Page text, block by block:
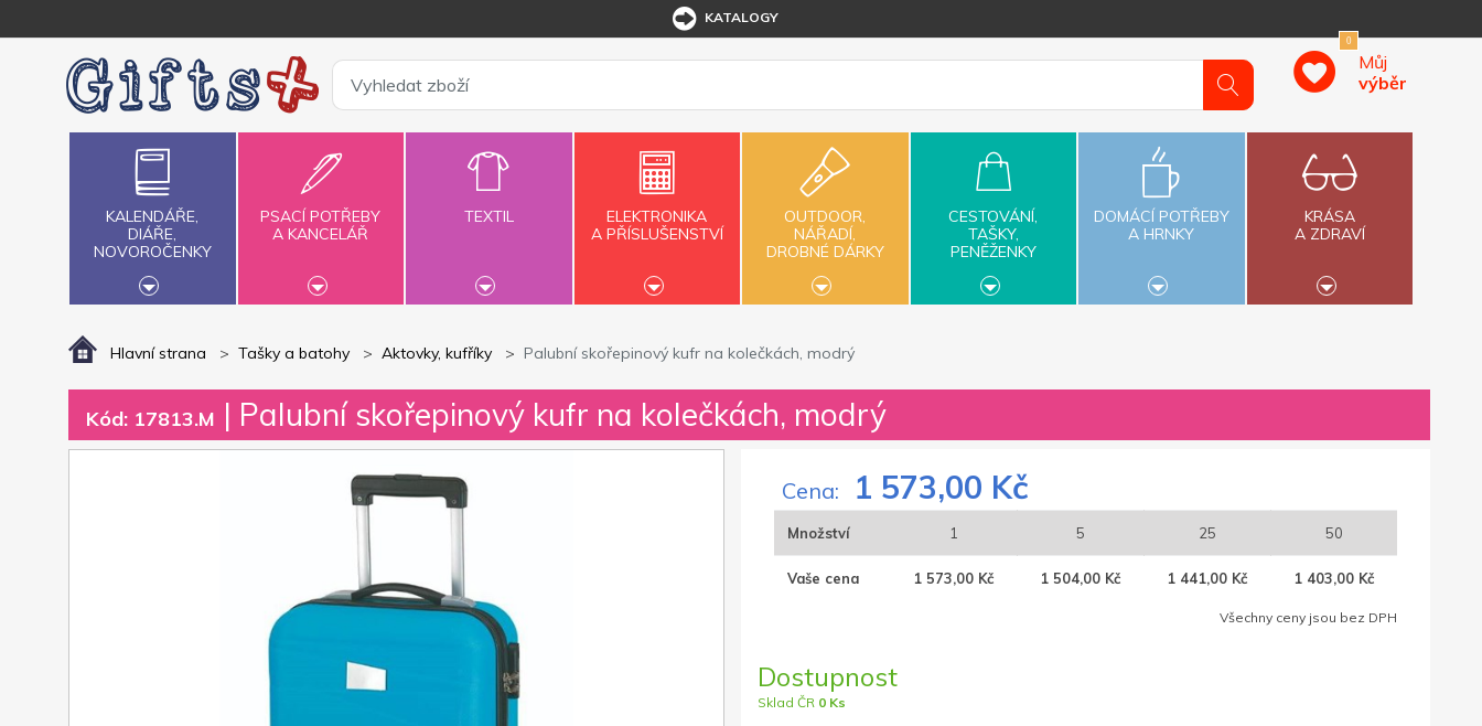
KATALOGY
0
Můj
výběr
KALENDÁŘE,
DIÁŘE,
NOVOROČENKY
PSACÍ POTŘEBY
A KANCELÁŘ
TEXTIL
ELEKTRONIKA
A PŘÍSLUŠENSTVÍ
OUTDOOR,
NÁŘADÍ,
DROBNÉ DÁRKY
CESTOVÁNÍ,
TAŠKY,
PENĚŽENKY
DOMÁCÍ POTŘEBY
A HRNKY
KRÁSA
A ZDRAVÍ
Hlavní strana Tašky a batohy Aktovky, kufříky Palubní skořepinový kufr na kolečkách, modrý
Kód: 17813.M | Palubní skořepinový kufr na kolečkách, modrý
Cena: 1 573,00 Kč
Množství 1 5 25 50
Vaše cena 1 573,00 Kč 1 504,00 Kč 1 441,00 Kč 1 403,00 Kč
Všechny ceny jsou bez DPH
Dostupnost
Sklad ČR 0 Ks